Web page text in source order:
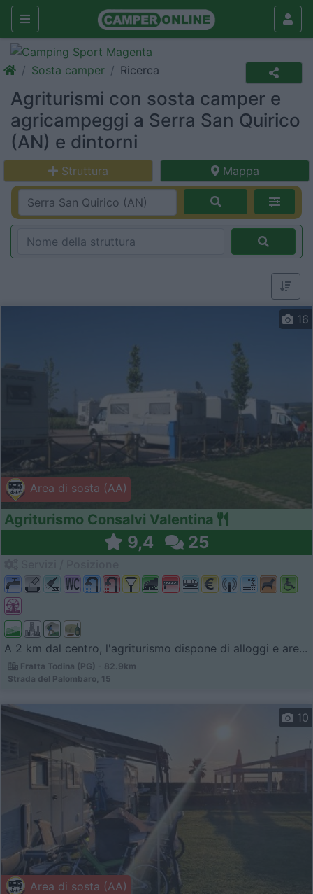
Sosta camper Ricerca
Agriturismi con sosta camper e
agricampeggi a Serra San Quirico
(AN) e dintorni
Struttura Mappa
Area di sosta (AA)
16
Agriturismo Consalvi Valentina
9,4 25
A 2 km dal centro, l'agriturismo dispone di alloggi e are...
Fratta Todina (PG) - 82.9km
Strada del Palombaro, 15
Area di sosta (AA)
10